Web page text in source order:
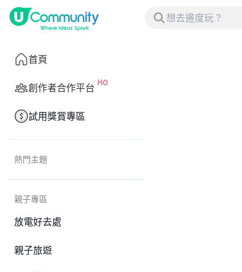
首頁
創作者合作平台
試用獎賞專區
熱門主題
親子專區
放電好去處
親子旅遊